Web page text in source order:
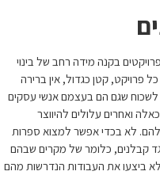
בקנה מידה רחב של בינוי
קטן כגדול, אין ברירה
הם בעצמם אנשי עסקים
עלולים להיווצר
בכדי אפשר למצוא ספרות
כלומר של מקרים שבהם
את העבודות הנדרשות מהם